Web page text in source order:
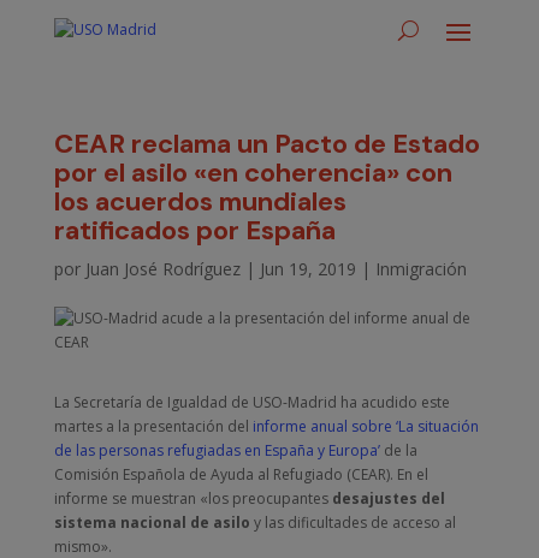
CEAR reclama un Pacto de Estado
por el asilo «en coherencia» con
los acuerdos mundiales
ratificados por España
por Juan José Rodríguez| Jun 19, 2019 | Inmigración
La Secretaría de Igualdad de USO-Madrid ha acudido este
martes a la presentación del informe anual sobre ‘La situación
de las personas refugiadas en España y Europa’de la
Comisión Española de Ayuda al Refugiado (CEAR). En el
informe se muestran «los preocupantes desajustes del
sistema nacional de asilo y las dificultades de acceso al
mismo».